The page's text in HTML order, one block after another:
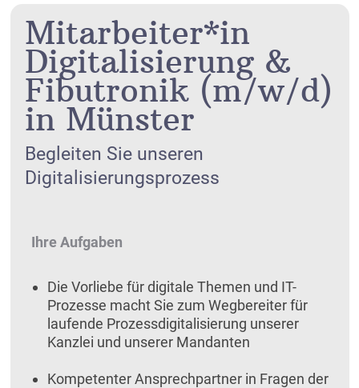
Mitarbeiter*in
Digitalisierung &
Fibutronik (m/w/d)
in Münster
Begleiten Sie unseren
Digitalisierungsprozess
Ihre Aufgaben
Die Vorliebe für digitale Themen und IT-
Prozesse macht Sie zum Wegbereiter für
laufende Prozessdigitalisierung unserer
Kanzlei und unserer Mandanten
Kompetenter Ansprechpartner in Fragen der